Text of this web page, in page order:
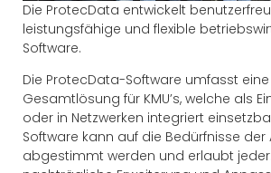
Die ProtecData entwickelt
leistungsfähige und flexible
Software.
Die ProtecData-Software umfasst
Gesamtlösung für KMU’s, welche als
oder in Netzwerken integriert
Software kann auf die Bedürfnisse der
abgestimmt werden und erlaubt